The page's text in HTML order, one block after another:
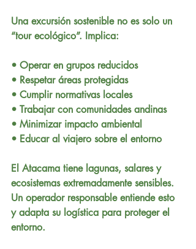
Una excursión sostenible no es solo un
“tour ecológico”. Implica:
• Operar en grupos reducidos
• Respetar áreas protegidas
• Cumplir normativas locales
• Trabajar con comunidades andinas
• Minimizar impacto ambiental
• Educar al viajero sobre el entorno
El Atacama tiene lagunas, salares y
ecosistemas extremadamente sensibles.
Un operador responsable entiende esto
y adapta su logística para proteger el
entorno.